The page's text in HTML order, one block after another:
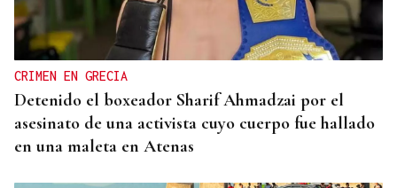
CRIMEN EN GRECIA
Detenido el boxeador Sharif Ahmadzai por el
asesinato de una activista cuyo cuerpo fue hallado
en una maleta en Atenas